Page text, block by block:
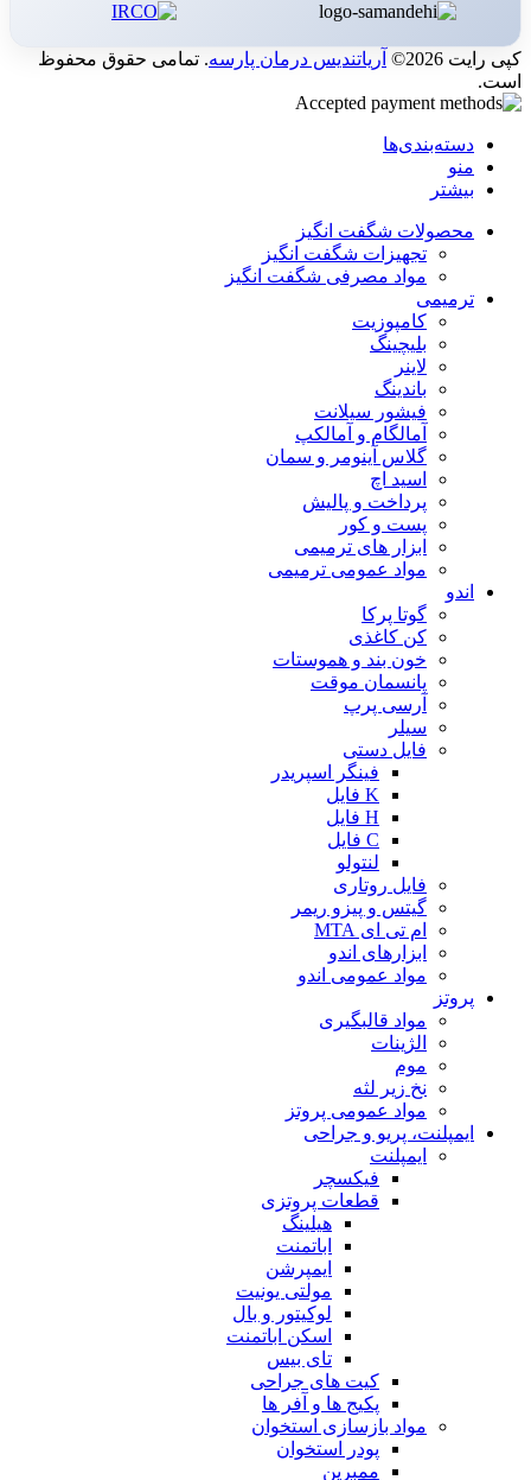
کپی رایت 2026© آریاتندیس درمان پارسه. تمامی حقوق محفوظ
است.
دسته‌بندی‌ها
منو
بیشتر
محصولات شگفت انگیز
تجهیزات شگفت انگیز
مواد مصرفی شگفت انگیز
ترمیمی
کامپوزیت
بلیچینگ
لاینر
باندینگ
فیشور سیلانت
آمالگام و آمالکپ
گلاس آینومر و سمان
اسید اچ
پرداخت و پالیش
پست و کور
ابزار های ترمیمی
مواد عمومی ترمیمی
اندو
گوتا پرکا
کن کاغذی
خون بند و هموستات
پانسمان موقت
آرسی پرپ
سیلر
فایل دستی
فینگر اسپریدر
K فایل
H فایل
C فایل
لنتولو
فایل روتاری
گیتس و پیزو ریمر
ام تی ای MTA
ابزارهای اندو
مواد عمومی اندو
پروتز
مواد قالبگیری
الژینات
موم
نخ زیر لثه
مواد عمومی پروتز
ایمپلنت، پریو و جراحی
ایمپلنت
فیکسچر
قطعات پروتزی
هیلینگ
اباتمنت
ایمپرشن
مولتی یونیت
لوکیتور و بال
اسکن اباتمنت
تای بیس
کیت های جراحی
پکیج ها و آفر ها
مواد بازسازی استخوان
پودر استخوان
ممبرین